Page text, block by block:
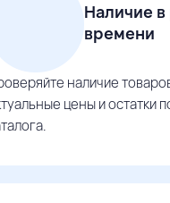
Наличие
времени
наличие
цены и остатки